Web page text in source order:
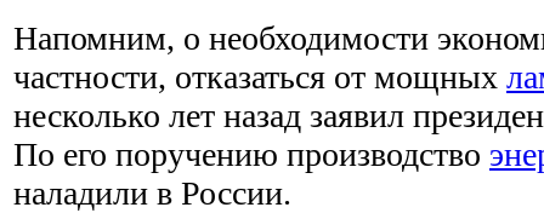
Напомним, о необходимости
частности, отказаться от мощных
несколько лет назад заявил
По его поручению производство
наладили в России.